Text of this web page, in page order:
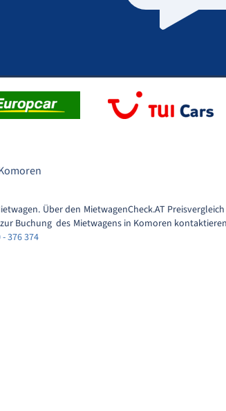
Über den MietwagenCheck.AT
Buchung des Mietwagens in Komoren
- 376 374